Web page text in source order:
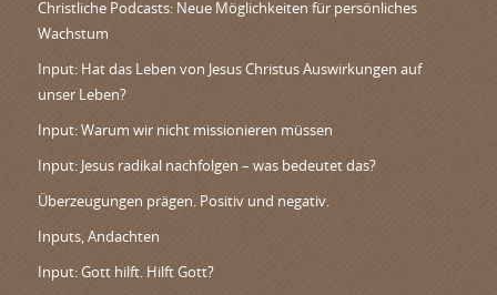
Christliche Podcasts: Neue Möglichkeiten für persönliches
Wachstum
Input: Hat das Leben von Jesus Christus Auswirkungen auf
unser Leben?
Input: Warum wir nicht missionieren müssen
Input: Jesus radikal nachfolgen – was bedeutet das?
Überzeugungen prägen. Positiv und negativ.
Inputs, Andachten
Input: Gott hilft. Hilft Gott?